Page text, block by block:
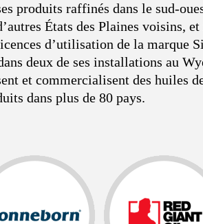
produits raffinés dans le sud-
États des Plaines voisins,
d’utilisation de la marque
deux de ses installations au
et commercialisent des huiles de
dans plus de 80 pays.